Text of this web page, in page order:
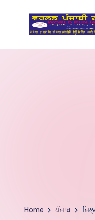
W
bi
Home ਪੰਜਾਬ